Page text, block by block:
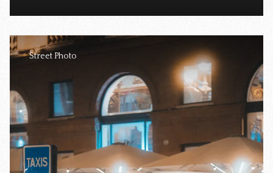
Street Photo